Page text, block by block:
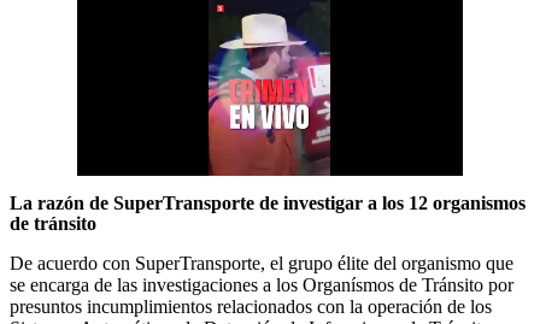
La razón de SuperTransporte de investigar a los 12 organismos
de tránsito
De acuerdo con SuperTransporte, el grupo élite del organismo que
se encarga de las investigaciones a los Organísmos de Tránsito por
presuntos incumplimientos relacionados con la operación de los